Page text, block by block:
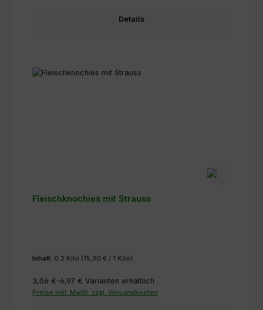
Details
Fleischknochies mit Strauss
Inhalt: 0.2 Kilo (15,30 € / 1 Kilo)
3,06 €-6,97 € Varianten erhältlich
Preise inkl. MwSt. zzgl. Versandkosten